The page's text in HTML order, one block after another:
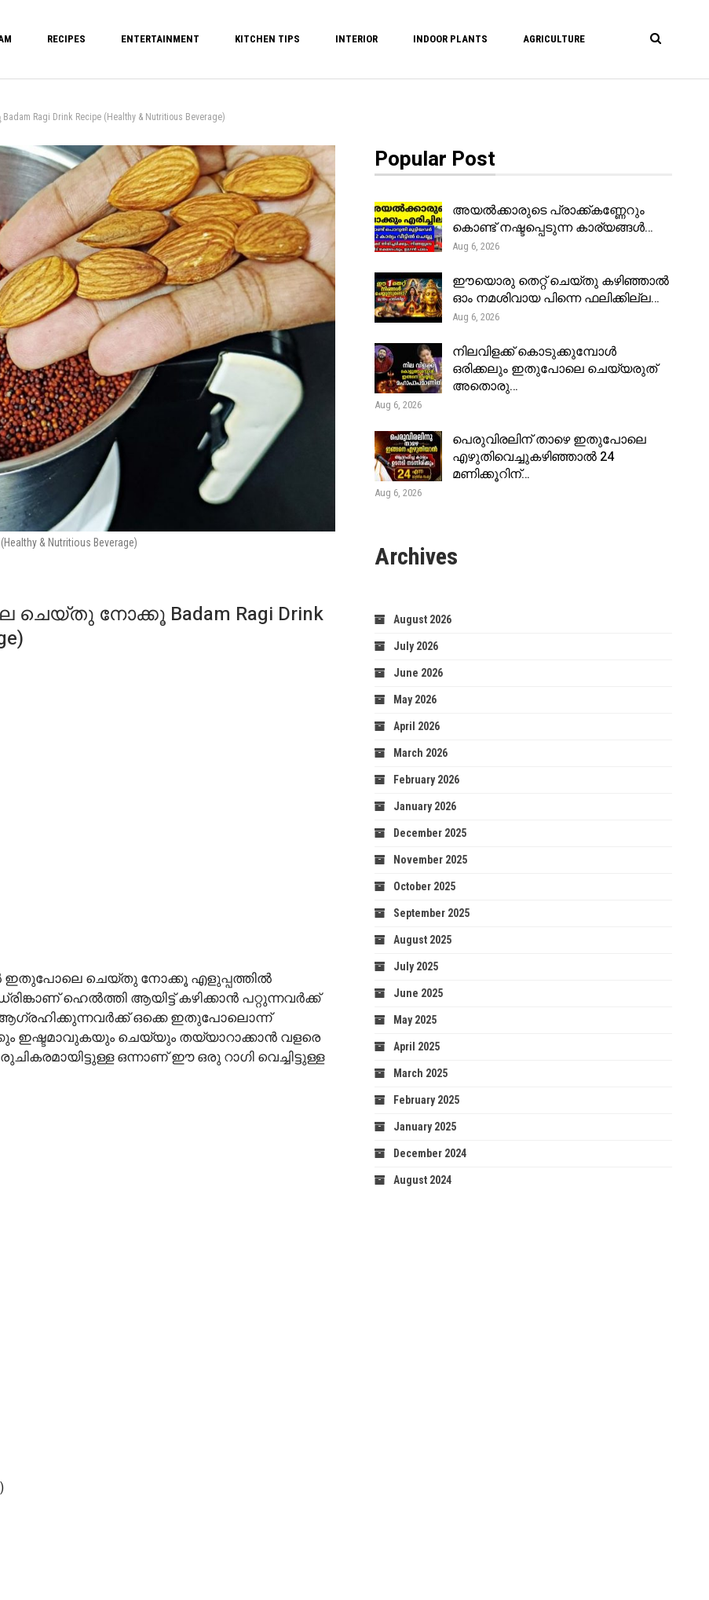
RECIPES ENTERTAINMENT KITCHEN TIPS INTERIOR INDOOR PLANTS AGRICULTURE
Drink Recipe (Healthy & Nutritious Beverage)
& Nutritious Beverage)
നോക്കൂ Badam Ragi Drink
ഇതുപോലെ ചെയ്തു നോക്കൂ എളുപ്പത്തിൽ
ഹെൽത്തി ആയിട്ട് കഴിക്കാൻ പറ്റുന്നവർക്ക്
ഒക്കെ ഇതുപോലൊന്ന്
ഇഷ്ടമാവുകയും ചെയ്യും തയ്യാറാക്കാൻ വളരെ
ഒന്നാണ് ഈ ഒരു റാഗി വെച്ചിട്ടുള്ള
Popular Post
അയൽക്കാരുടെ പ്രാക്ക്കണ്ണേറും
കൊണ്ട് നഷ്ടപ്പെടുന്ന കാര്യങ്ങൾ…
Aug 6, 2026
ഈയൊരു തെറ്റ് ചെയ്തു കഴിഞ്ഞാൽ
ഓം നമശിവായ പിന്നെ ഫലിക്കില്ല…
Aug 6, 2026
നിലവിളക്ക് കൊടുക്കുമ്പോൾ
ഒരിക്കലും ഇതുപോലെ ചെയ്യരുത്
അതൊരു…
Aug 6, 2026
പെരുവിരലിന് താഴെ ഇതുപോലെ
എഴുതിവെച്ചുകഴിഞ്ഞാൽ 24
മണിക്കൂറിന്…
Aug 6, 2026
Archives
August 2026
July 2026
June 2026
May 2026
April 2026
March 2026
February 2026
January 2026
December 2025
November 2025
October 2025
September 2025
August 2025
July 2025
June 2025
May 2025
April 2025
March 2025
February 2025
January 2025
December 2024
August 2024